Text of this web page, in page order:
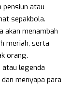
pensiun atau
sepakbola.
akan menambah
meriah, serta
orang.
atau legenda
menyapa para